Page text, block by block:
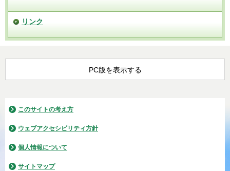
リンク
PC版を表示する
このサイトの考え方
ウェブアクセシビリティ方針
個人情報について
サイトマップ